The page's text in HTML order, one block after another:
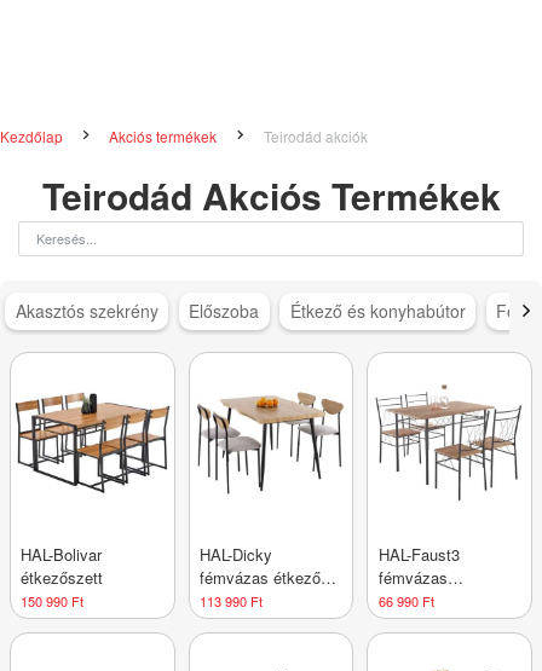
Kezdőlap Akciós termékek Teirodád akciók
Teirodád Akciós Termékek
Akasztós szekrény Előszoba Étkező és konyhabútor
HAL-Bolivar
étkezőszett
150 990 Ft
HAL-Dicky
fémvázas étkező
garnitúra 4 székkel
113 990 Ft
HAL-Faust3
fémvázas
étkezőszett
66 990 Ft